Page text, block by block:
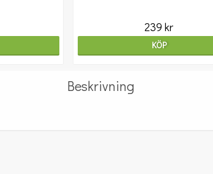
239 kr
KÖP
Beskrivning